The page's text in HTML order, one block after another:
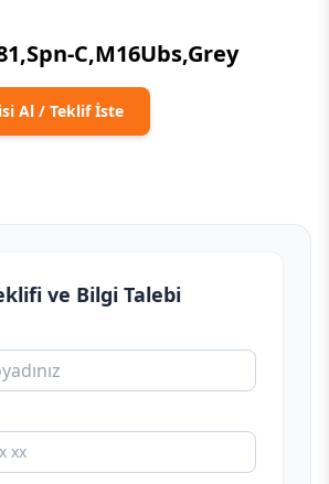
C,M16Ubs,Grey
Al / Teklif İste
ve Bilgi Talebi